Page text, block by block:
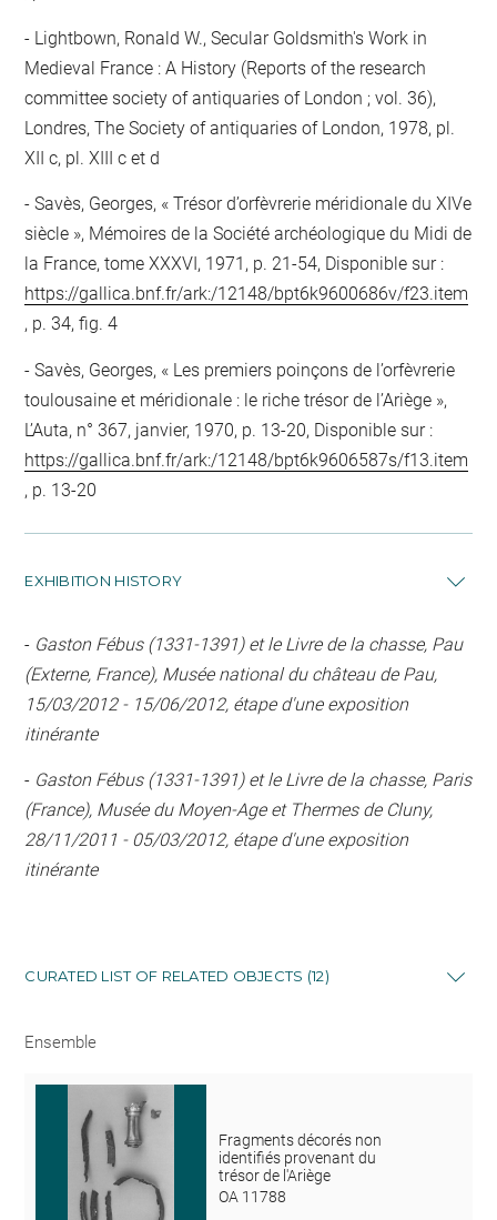
Lightbown, Ronald W., Secular Goldsmith's Work in
Medieval France : A History (Reports of the research
committee society of antiquaries of London ; vol. 36),
Londres, The Society of antiquaries of London, 1978, pl.
XII c, pl. XIII c et d
Savès, Georges, « Trésor d’orfèvrerie méridionale du XIVe
siècle », Mémoires de la Société archéologique du Midi de
la France, tome XXXVI, 1971, p. 21-54, Disponible sur :
https://gallica.bnf.fr/ark:/12148/bpt6k9600686v/f23.item
, p. 34, fig. 4
Savès, Georges, « Les premiers poinçons de l’orfèvrerie
toulousaine et méridionale : le riche trésor de l’Ariège »,
L’Auta, n° 367, janvier, 1970, p. 13-20, Disponible sur :
https://gallica.bnf.fr/ark:/12148/bpt6k9606587s/f13.item
, p. 13-20
EXHIBITION HISTORY
- Gaston Fébus (1331-1391) et le Livre de la chasse, Pau
(Externe, France), Musée national du château de Pau,
15/03/2012 - 15/06/2012, étape d'une exposition
itinérante
- Gaston Fébus (1331-1391) et le Livre de la chasse, Paris
(France), Musée du Moyen-Age et Thermes de Cluny,
28/11/2011 - 05/03/2012, étape d'une exposition
itinérante
CURATED LIST OF RELATED OBJECTS (12)
Ensemble
Fragments décorés non
identifiés provenant du
trésor de l'Ariège
OA 11788